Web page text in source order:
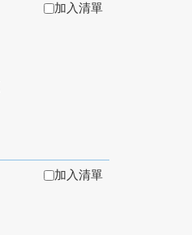
加入清單
加入清單